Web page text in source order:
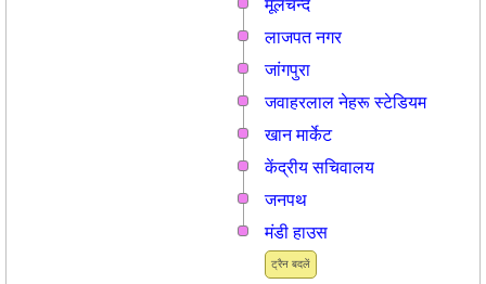
मूलचन्द
लाजपत नगर
जांगपुरा
जवाहरलाल नेहरू स्टेडियम
खान मार्केट
केंद्रीय सचिवालय
जनपथ
ट्रैन बदलें
मंडी हाउस